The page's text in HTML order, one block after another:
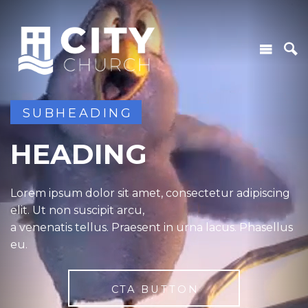
SUBHEADING
HEADING
Lorem ipsum dolor sit amet, consectetur adipiscing
elit. Ut non suscipit arcu,
a venenatis tellus. Praesent in urna lacus. Phasellus
eu.
CTA BUTTON